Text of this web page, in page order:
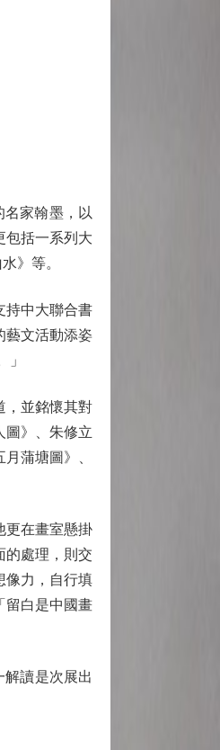
家翰墨，以
包括一系列大
》等。
中大聯合書
藝文活動添姿
並銘懷其對
圖》、朱修立
蒲塘圖》、
在畫室懸掛
的處理，則交
像力，自行填
留白是中國畫
讀是次展出